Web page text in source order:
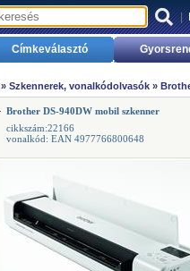
|
Címkeválasztó
» Szkennerek, vonalkódolvasók »
Brother DS-940DW mobil szkenner
cikkszám:22166
vonalkód: EAN 4977766800648